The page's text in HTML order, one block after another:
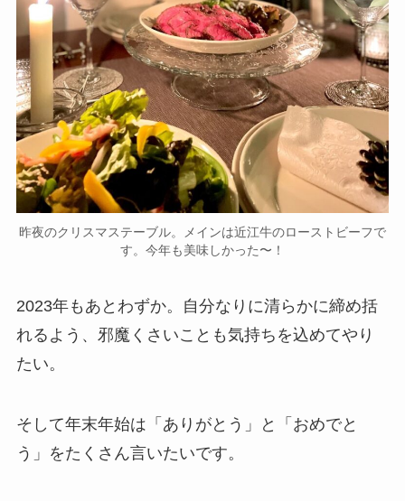
昨夜のクリスマステーブル。メインは近江牛のローストビーフで
す。今年も美味しかった〜！
2023年もあとわずか。自分なりに清らかに締め括
れるよう、邪魔くさいことも気持ちを込めてやり
たい。
そして年末年始は「ありがとう」と「おめでと
う」をたくさん言いたいです。